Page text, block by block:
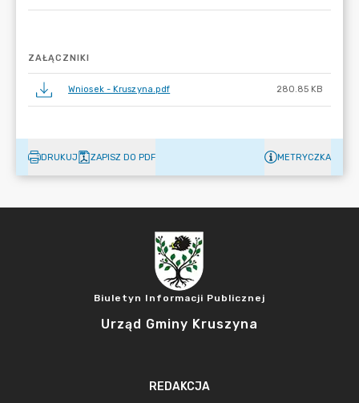
ZAŁĄCZNIKI
Wniosek - Kruszyna.pdf 280.85 KB
DRUKUJ ZAPISZ DO PDF METRYCZKA
Biuletyn Informacji Publicznej
Urząd Gminy Kruszyna
REDAKCJA